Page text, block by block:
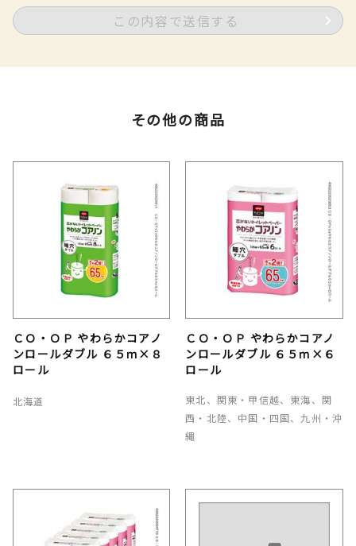
この内容で送信する
その他の商品
ＣＯ・ＯＰ やわらかコアノ
ンロールダブル ６５ｍ×８
ロール
北海道
ＣＯ・ＯＰ やわらかコアノ
ンロールダブル ６５ｍ×６
ロール
東北、関東・甲信越、東海、関
西・北陸、中国・四国、九州・沖
縄